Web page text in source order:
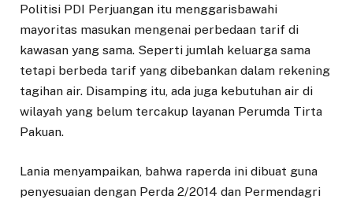
Politisi PDI Perjuangan itu menggarisbawahi
mayoritas masukan mengenai perbedaan tarif di
kawasan yang sama. Seperti jumlah keluarga sama
tetapi berbeda tarif yang dibebankan dalam rekening
tagihan air. Disamping itu, ada juga kebutuhan air di
wilayah yang belum tercakup layanan Perumda Tirta
Pakuan.
Lania menyampaikan, bahwa raperda ini dibuat guna
penyesuaian dengan Perda 2/2014 dan Permendagri